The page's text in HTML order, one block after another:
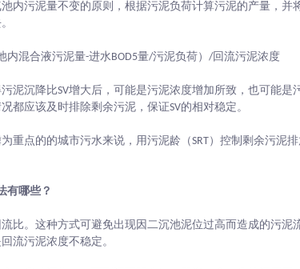
内污泥量不变的原则，根据污泥负荷计算污泥的产量，并
内混合液污泥量-进水BOD5量/污泥负荷）/回流污泥浓度
泥沉降比SV增大后，可能是污泥浓度增加所致，也可能是
都应该及时排除剩余污泥，保证SV的相对稳定。
重点的的城市污水来说，用污泥龄（SRT）控制剩余污泥
有哪些？
比。这种方式可避免出现因二沉池泥位过高而造成的污泥
流污泥浓度不稳定。